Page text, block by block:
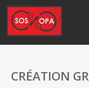
CRÉATION